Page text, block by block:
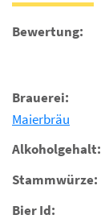
Bewertung:
Brauerei:
Maierbräu
Alkoholgehalt:
Stammwürze:
Bier Id: